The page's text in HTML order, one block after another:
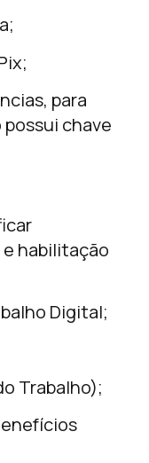
para
chave
habilitação
Digital;
Trabalho);